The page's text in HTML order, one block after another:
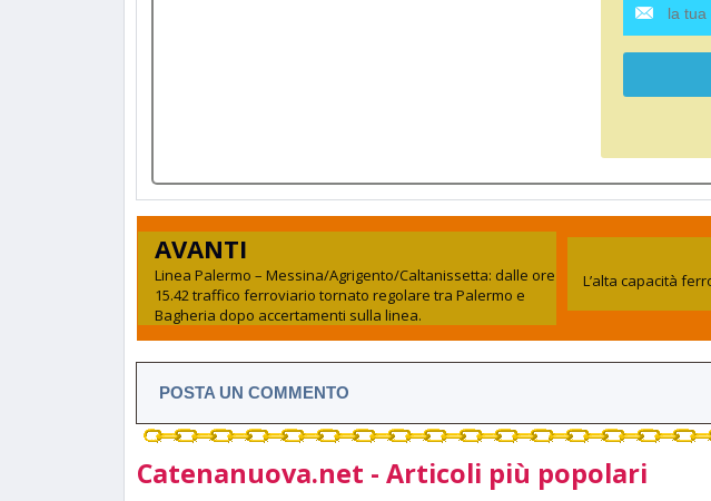
AVANTI
Linea Palermo – Messina/Agrigento/Caltanissetta: dalle ore
15.42 traffico ferroviario tornato regolare tra Palermo e
Bagheria dopo accertamenti sulla linea.
L’alta capacità
POSTA UN COMMENTO
Catenanuova.net - Articoli più popolari